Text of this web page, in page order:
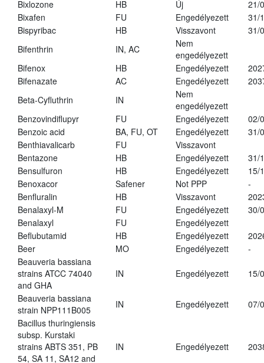
Bixlozone
HB Új
21/
Bixafen
FU Engedélyezett
31/
Bispyribac
HB Visszavont
31/
Bifenthrin
IN, AC
Nem
engedélyezett
Bifenox
HB Engedélyezett
Bifenazate
AC Engedélyezett
Beta-Cyfluthrin
IN
Nem
engedélyezett
Benzovindiflupyr
FU Engedélyezett
02/
Benzoic acid
BA, FU, OT Engedélyezett
31/
Benthiavalicarb
FU
Visszavont
Bentazone
HB Engedélyezett
31/
Bensulfuron
HB Engedélyezett
15/
Benoxacor
Safener Not PPP
-
Benfluralin
HB Visszavont
Benalaxyl-M
FU Engedélyezett
30/
Benalaxyl
FU
Engedélyezett
Beflubutamid
HB Engedélyezett
Beer
MO Engedélyezett
-
Beauveria bassiana
strains ATCC 74040
and GHA
IN Engedélyezett 15/
Beauveria bassiana
strain NPP111B005
IN Engedélyezett
07/
Bacillus thuringiensis
subsp. Kurstaki
strains ABTS 351, PB
54, SA 11, SA12 and
IN Engedélyezett